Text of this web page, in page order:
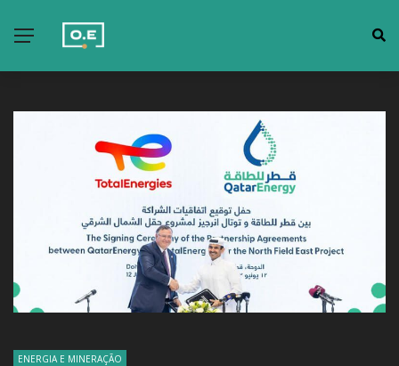
ENERGIA E MINERAÇÃO